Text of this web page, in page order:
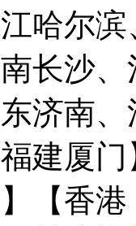
哈尔
长沙
济南
建厦门
【香